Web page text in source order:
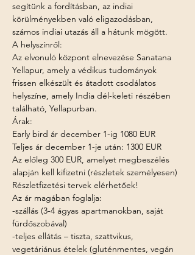
segítünk a fordításban, az indiai
körülményekben való eligazodásban,
számos indiai utazás áll a hátunk mögött.
A helyszínről:
Az elvonuló központ elnevezése Sanatana
Yellapur, amely a védikus tudományok
frissen elkészült és átadott csodálatos
helyszíne, amely India dél-keleti részében
található, Yellapurban.
Árak:
Early bird ár december 1-ig 1080 EUR
Teljes ár december 1-je után: 1300 EUR
Az előleg 300 EUR, amelyet megbeszélés
alapján kell kifizetni (részletek személyesen)
Részletfizetési tervek elérhetőek!
Az ár magában foglalja:
-szállás (3-4 ágyas apartmanokban, saját
fürdőszobával)
-teljes ellátás – tiszta, szattvikus,
vegetáriánus ételek (gluténmentes, vegán